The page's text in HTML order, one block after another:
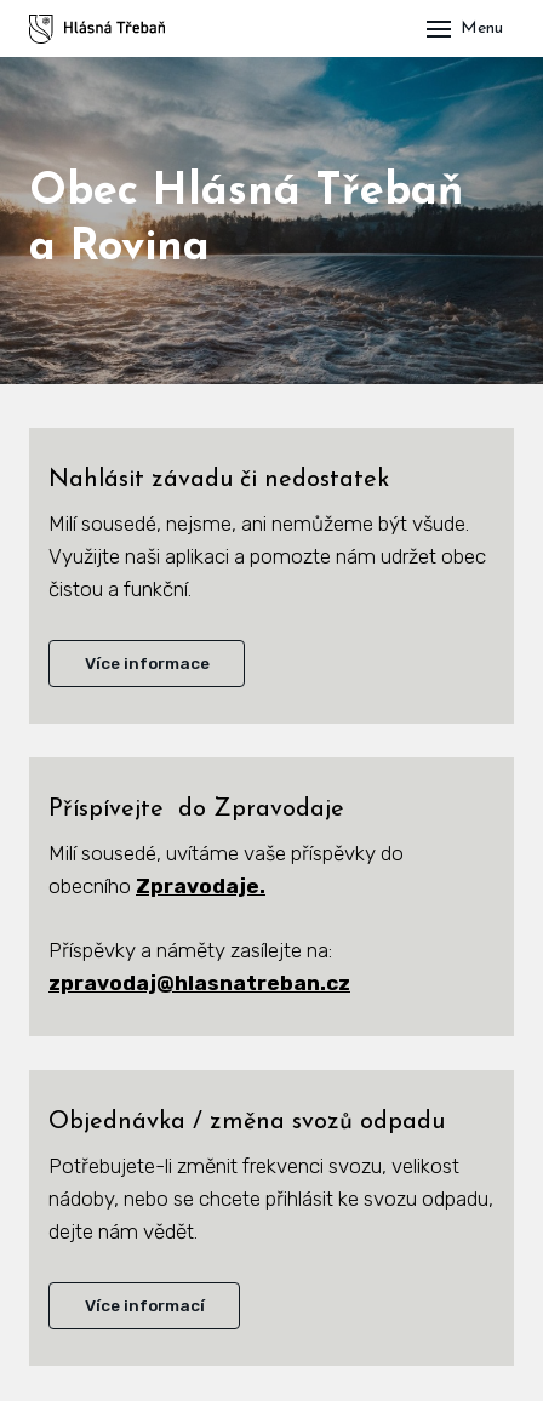
Menu
O
Obec Hlásná Třebaň
a Rovina
Nahlásit závadu či nedostatek
Milí sousedé, nejsme, ani nemůžeme být všude.
Využijte naši aplikaci a pomozte nám udržet obec
čistou a funkční.
Více informace
Příspívejte
do Zpravodaje
Milí sousedé, uvítáme vaše příspěvky do
obecního Zpravodaje.
Příspěvky a náměty zasílejte na:
zpravodaj@hlasnatreban.cz
Objednávka / změna svozů odpadu
Potřebujete-li změnit frekvenci svozu, velikost
nádoby, nebo se chcete přihlásit ke svozu odpadu,
dejte nám vědět.
Více informací